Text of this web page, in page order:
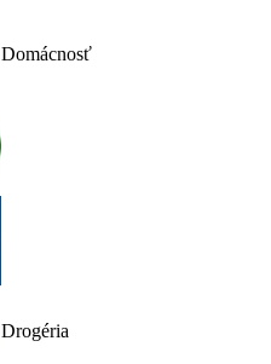
Domácnosť
Drogéria